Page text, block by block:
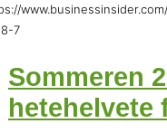
7
Sommeren
hetehelvete